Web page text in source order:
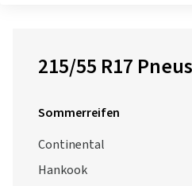
215/55 R17 Pneus
Sommerreifen
Continental
Hankook